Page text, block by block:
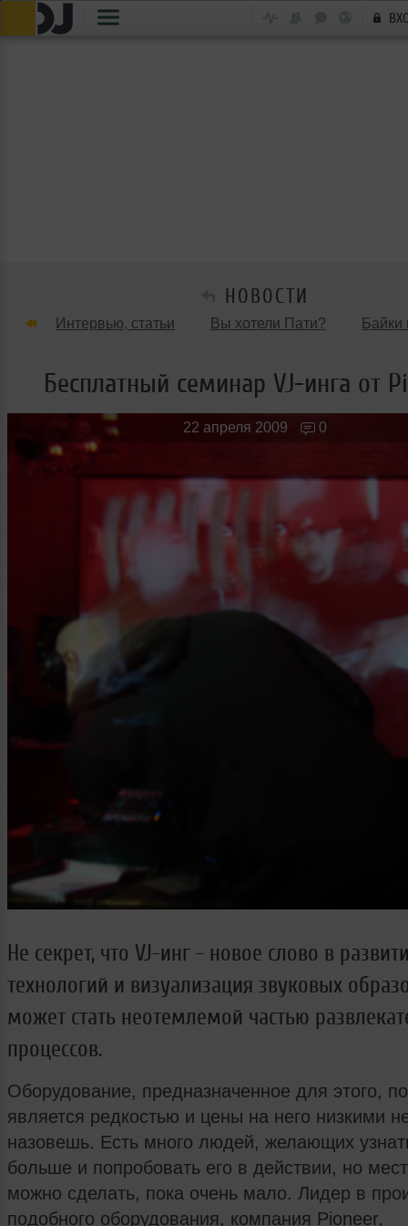
НОВОСТИ
Интервью, статьи Вы хотели Пати? Байки
Танцевальные стили Обзоры Вечеринок и
Новые лица Мужчина & Женщина
Бесплатный семинар VJ-инга от
22 апреля 2009 0
Не секрет, что VJ-инг - новое слово в
технологий и визуализация звуковых
может стать неотемлемой частью
процессов.
Оборудование, предназначенное для этого,
является редкостью и цены на него низкими
назовешь. Есть много людей, желающих
больше и попробовать его в действии, но
можно сделать, пока очень мало. Лидер в
подобного оборудования, компания Pioneer,